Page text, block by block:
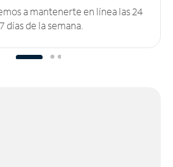
a mantenerte en línea las 24
días de la semana.